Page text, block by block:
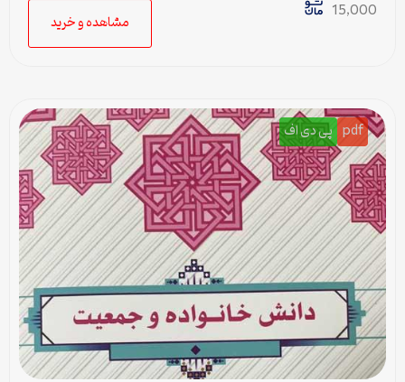
15,000
مشاهده و خرید
pdf پی دی اف